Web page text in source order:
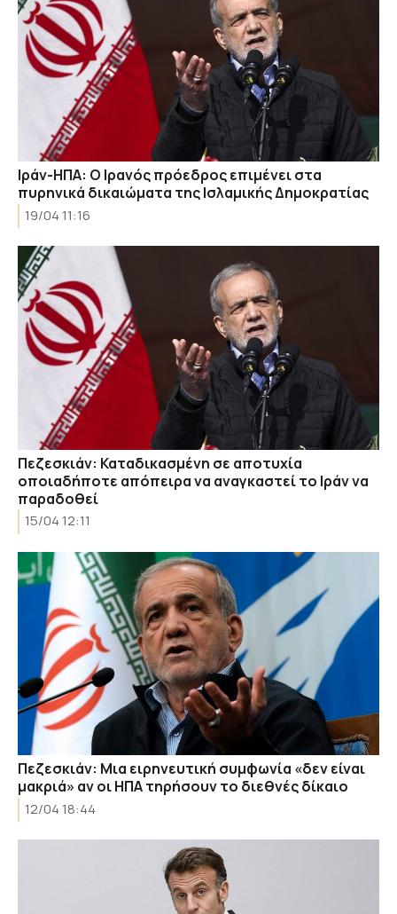
Ιράν-ΗΠΑ: Ο Ιρανός πρόεδρος επιμένει στα
πυρηνικά δικαιώματα της Ισλαμικής Δημοκρατίας
19/04 11:16
Πεζεσκιάν: Καταδικασμένη σε αποτυχία
οποιαδήποτε απόπειρα να αναγκαστεί το Ιράν να
παραδοθεί
15/04 12:11
Πεζεσκιάν: Μια ειρηνευτική συμφωνία «δεν είναι
μακριά» αν οι ΗΠΑ τηρήσουν το διεθνές δίκαιο
12/04 18:44